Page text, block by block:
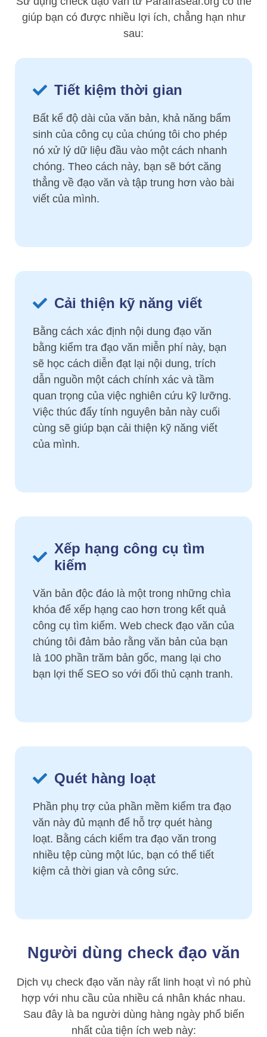
giúp bạn có được nhiều lợi ích, chẳng hạn như
sau:
Tiết kiệm thời gian
Bất kể độ dài của văn bản, khả năng bẩm
sinh của công cụ của chúng tôi cho phép
nó xử lý dữ liệu đầu vào một cách nhanh
chóng. Theo cách này, bạn sẽ bớt căng
thẳng về đạo văn và tập trung hơn vào bài
viết của mình.
Cải thiện kỹ năng viết
Bằng cách xác định nội dung đạo văn
bằng kiểm tra đạo văn miễn phí này, bạn
sẽ học cách diễn đạt lại nội dung, trích
dẫn nguồn một cách chính xác và tầm
quan trọng của việc nghiên cứu kỹ lưỡng.
Việc thúc đẩy tính nguyên bản này cuối
cùng sẽ giúp bạn cải thiện kỹ năng viết
của mình.
Xếp hạng công cụ tìm
kiếm
Văn bản độc đáo là một trong những chìa
khóa để xếp hạng cao hơn trong kết quả
công cụ tìm kiếm. Web check đạo văn của
chúng tôi đảm bảo rằng văn bản của bạn
là 100 phần trăm bản gốc, mang lại cho
bạn lợi thế SEO so với đối thủ cạnh tranh.
Quét hàng loạt
Phần phụ trợ của phần mềm kiểm tra đạo
văn này đủ mạnh để hỗ trợ quét hàng
loạt. Bằng cách kiểm tra đạo văn trong
nhiều tệp cùng một lúc, bạn có thể tiết
kiệm cả thời gian và công sức.
Người dùng check đạo văn
Dịch vụ check đạo văn này rất linh hoạt vì nó phù
hợp với nhu cầu của nhiều cá nhân khác nhau.
Sau đây là ba người dùng hàng ngày phổ biến
nhất của tiện ích web này: